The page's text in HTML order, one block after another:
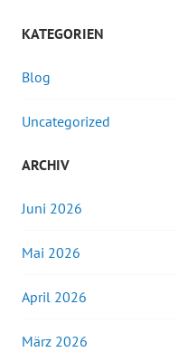
KATEGORIEN
Blog
Uncategorized
ARCHIV
Juni 2026
Mai 2026
April 2026
März 2026